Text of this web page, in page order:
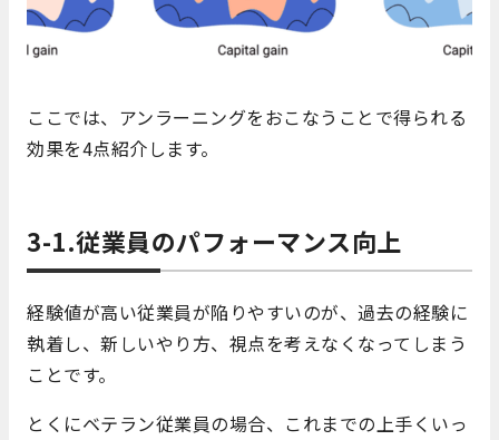
ここでは、アンラーニングをおこなうことで得られる
効果を4点紹介します。
3-1.従業員のパフォーマンス向上
経験値が高い従業員が陥りやすいのが、過去の経験に
執着し、新しいやり方、視点を考えなくなってしまう
ことです。
とくにベテラン従業員の場合、これまでの上手くいっ